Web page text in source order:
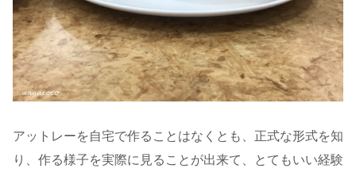
アットレーを自宅で作ることはなくとも、正式な形式を知
り、作る様子を実際に見ることが出来て、とてもいい経験